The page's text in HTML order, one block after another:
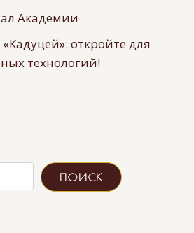
Академии
откройте для
технологий!
ПОИСК